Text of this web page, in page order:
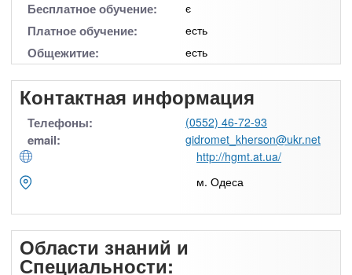
Бесплатное обучение: є
Платное обучение: есть
Общежитие: есть
Контактная информация
Телефоны: (0552) 46-72-93
email:
gidromet_kherson@ukr.net
http://hgmt.at.ua/
м. Одеса
Области знаний и
Специальности: